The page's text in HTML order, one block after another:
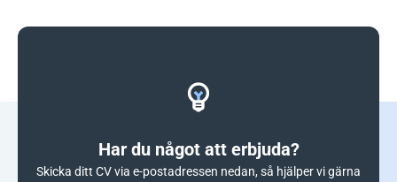
Har du något att erbjuda?
Skicka ditt CV via e-postadressen nedan, så hjälper vi gärna